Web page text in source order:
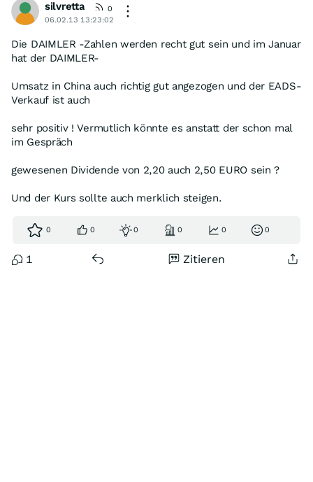
silvretta
0
06.02.13 13:23:02
Die DAIMLER -Zahlen werden recht gut sein und im Januar
hat der DAIMLER-
Umsatz in China auch richtig gut angezogen und der EADS-
Verkauf ist auch
sehr positiv ! Vermutlich könnte es anstatt der schon mal
im Gespräch
gewesenen Dividende von 2,20 auch 2,50 EURO sein ?
Und der Kurs sollte auch merklich steigen.
0 0 0 0 0 0
1 Zitieren